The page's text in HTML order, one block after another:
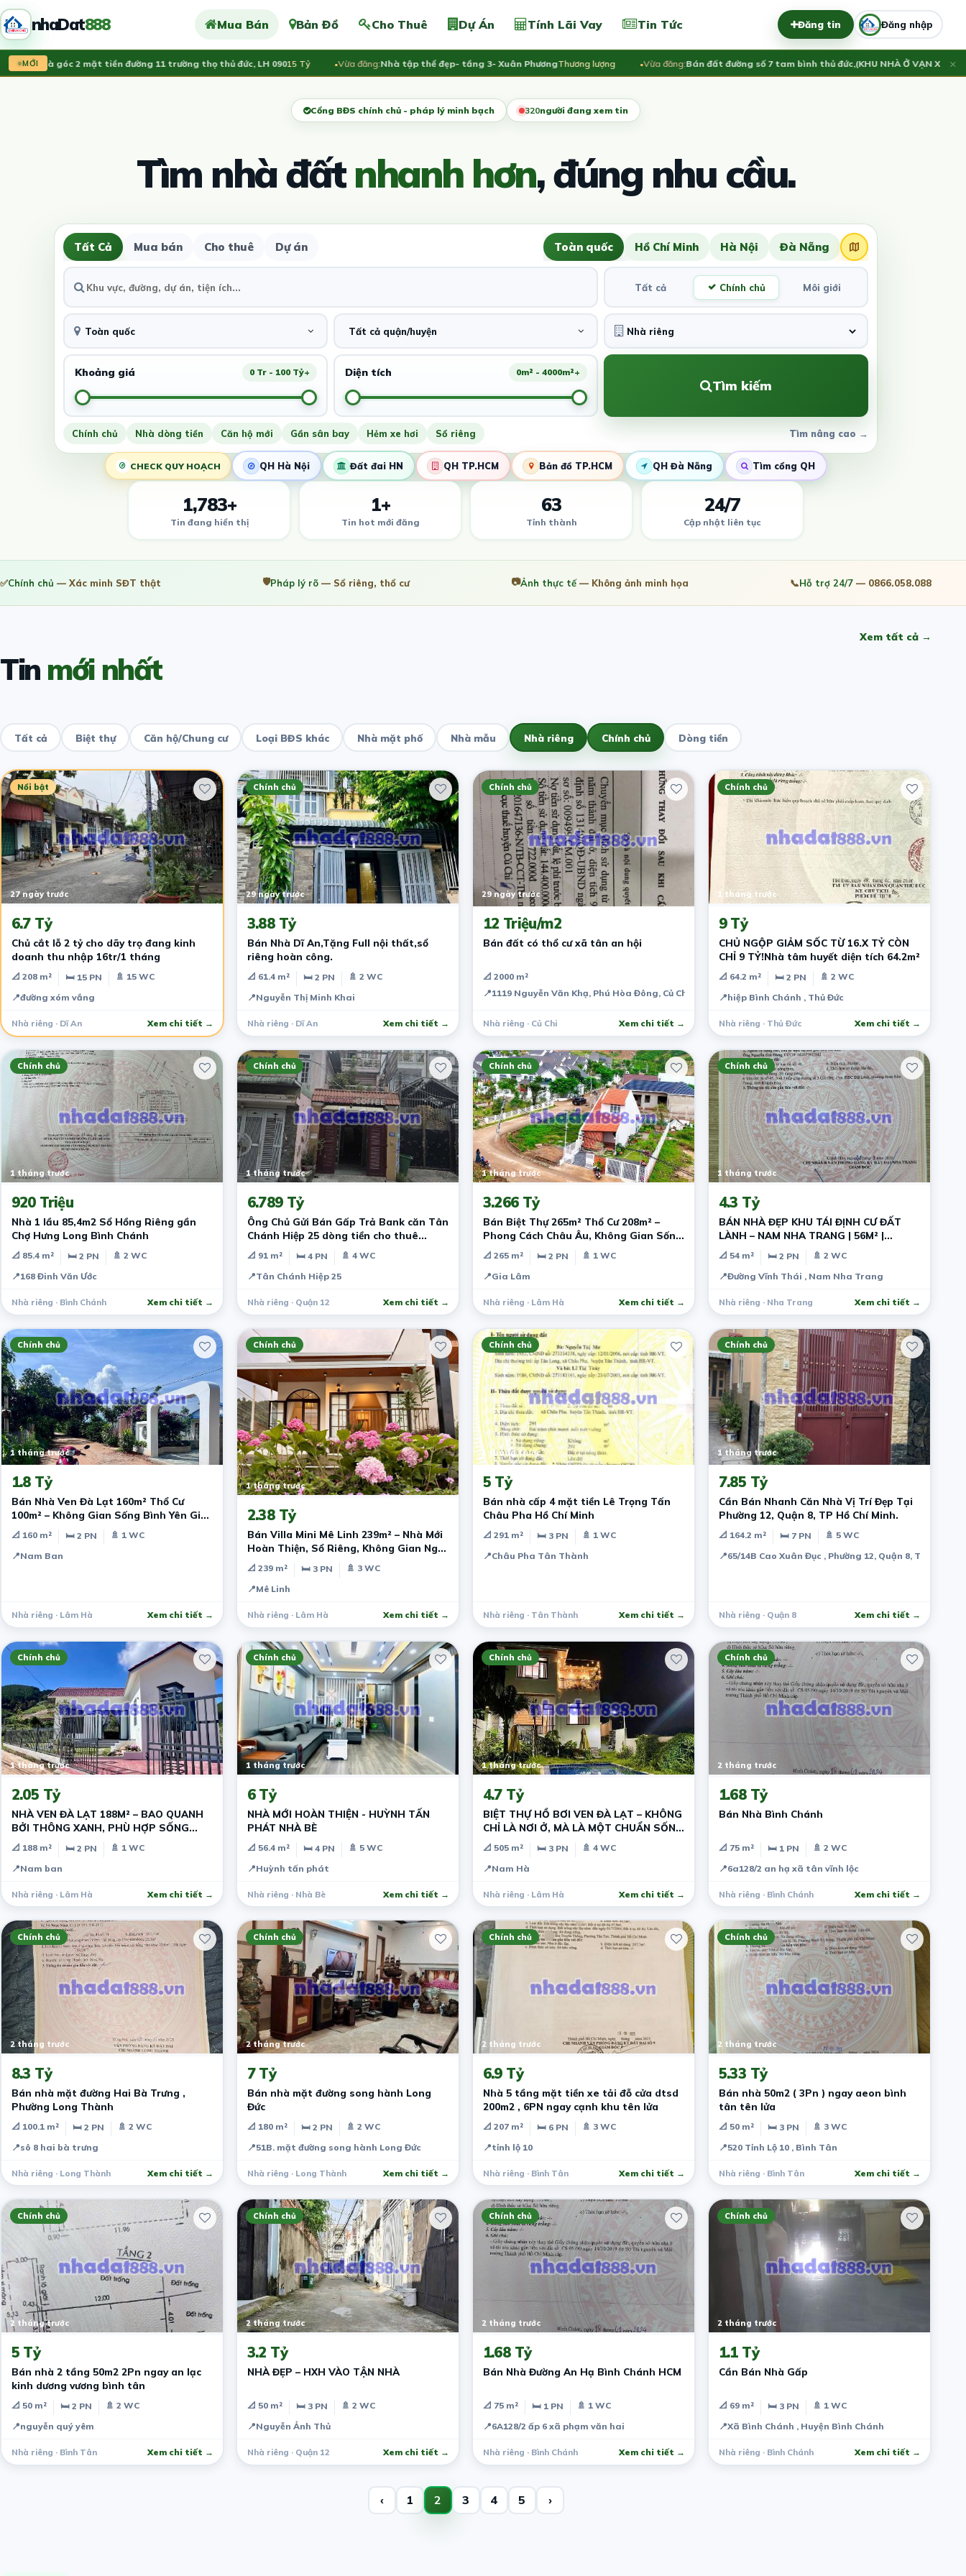
nhaDat888 Mua Bán Bản Đồ Cho Thuê Dự Án Tính Lãi Vay Tin Tức Đăng tin Đăng nhập
MỚI
nhà góc 2 mặt tiền đường 11 trường thọ thủ đức, LH 09015 Tỷ Vừa đăng:Nhà tập thể đẹp- tầng 3- Xuân PhươngThương lượng Vừa đăng:Bán đất đường số 7 tam bình thủ đức,(KHU NHÀ Ở VẠN XUÂN)LH×
Cổng BĐS chính chủ - pháp lý minh bạch 321người đang xem tin
Tìm nhà đấtnhanh hơn, đúng nhu cầu.
Tất Cả Mua bán Cho thuê Dự án Toàn quốc Hồ Chí Minh Hà Nội Đà Nẵng
Tất cả Chính chủ Môi giới
Toàn quốc Tất cả quận/huyện
Khoảng giá 0 Tr - 100 Tỷ+ Diện tích 0m² - 4000m²+
Tìm kiếm
Chính chủ Nhà dòng tiền Căn hộ mới Gần sân bay Hẻm xe hơi Sổ riêng Tìm nâng cao →
CHECK QUY HOẠCH QH Hà Nội Đất đai HN QH TP.HCM Bản đồ TP.HCM QH Đà Nẵng Tìm cổng QH
1,783+
Tin đang hiển thị
1+
Tin hot mới đăng
63
Tỉnh thành
24/7
Cập nhật liên tục
✅Chính chủ — Xác minh SĐT thật 🛡️Pháp lý rõ — Sổ riêng, thổ cư 📷Ảnh thực tế— Không ảnh minh họa 📞Hỗ trợ 24/7 — 0866.058.088
Tinmới nhất
Xem tất cả →
Tất cả Biệt thự Căn hộ/Chung cư Loại BĐS khác Nhà mặt phố Nhà mẫu Nhà riêng Chính chủ Dòng tiền
Nổi bật
27 ngày trước
6.7 Tỷ
Chủ cắt lỗ 2 tỷ cho dãy trọ đang kinh
doanh thu nhập 16tr/1 tháng
📐 208 m² 🛏 15 PN
🚿 15 WC
📍đường xóm vắng
Nhà riêng · Dĩ An Xem chi tiết →
Chính chủ
29 ngày trước
3.88 Tỷ
Bán Nhà Dĩ An,Tặng Full nội thất,sổ
riêng hoàn công.
📐 61.4 m² 🛏 2 PN
🚿 2 WC
📍Nguyễn Thị Minh Khai
Nhà riêng · Dĩ An Xem chi tiết →
Chính chủ
29 ngày trước
12 Triệu/m2
Bán đất có thổ cư xã tân an hội
📐 2000 m²
📍1119 Nguyễn Văn Khạ, Phú Hòa Đông, Củ Chi, Thành phố Hồ Chí Minh, Việt Nam
Nhà riêng · Củ Chi Xem chi tiết →
Chính chủ
1 tháng trước
9 Tỷ
CHỦ NGỘP GIẢM SỐC TỪ 16.X TỶ CÒN
CHỈ 9 TỶ!Nhà tâm huyết diện tích 64.2m²
📐 64.2 m² 🛏 2 PN
🚿 2 WC
📍hiệp Bình Chánh , Thủ Đức
Nhà riêng · Thủ Đức Xem chi tiết →
Chính chủ
1 tháng trước
920 Triệu
Nhà 1 lầu 85,4m2 Sổ Hồng Riêng gần
Chợ Hưng Long Bình Chánh
📐 85.4 m² 🛏 2 PN
🚿 2 WC
📍168 Đinh Văn Ước
Nhà riêng · Bình Chánh Xem chi tiết →
Chính chủ
1 tháng trước
6.789 Tỷ
Ông Chủ Gửi Bán Gấp Trả Bank căn Tân
Chánh Hiệp 25 dòng tiền cho thuê
20tr/tháng
📐 91 m² 🛏 4 PN
🚿 4 WC
📍Tân Chánh Hiệp 25
Nhà riêng · Quận 12 Xem chi tiết →
Chính chủ
1 tháng trước
3.266 Tỷ
Bán Biệt Thự 265m² Thổ Cư 208m² –
Phong Cách Châu Âu, Không Gian Sống
Đẳng Cấp Ven Đà Lạt
📐 265 m² 🛏 2 PN
🚿 1 WC
📍Gia Lâm
Nhà riêng · Lâm Hà Xem chi tiết →
Chính chủ
1 tháng trước
4.3 Tỷ
BÁN NHÀ ĐẸP KHU TÁI ĐỊNH CƯ ĐẤT
LÀNH – NAM NHA TRANG | 56M² |
ĐƯỜNG 13M
📐 54 m² 🛏 2 PN
🚿 2 WC
📍Đường Vĩnh Thái , Nam Nha Trang
Nhà riêng · Nha Trang Xem chi tiết →
Chính chủ
1 tháng trước
1.8 Tỷ
Bán Nhà Ven Đà Lạt 160m² Thổ Cư
100m² – Không Gian Sống Bình Yên Giữa
Thiên Nhiên Trong Lành
📐 160 m² 🛏 2 PN
🚿 1 WC
📍Nam Ban
Nhà riêng · Lâm Hà Xem chi tiết →
Chính chủ
1 tháng trước
2.38 Tỷ
Bán Villa Mini Mê Linh 239m² – Nhà Mới
Hoàn Thiện, Sổ Riêng, Không Gian Nghỉ
Dưỡng Ven Đà Lạt
📐 239 m² 🛏 3 PN
🚿 3 WC
📍Mê Linh
Nhà riêng · Lâm Hà Xem chi tiết →
Chính chủ
1 tháng trước
5 Tỷ
Bán nhà cấp 4 mặt tiền Lê Trọng Tấn
Châu Pha Hồ Chí Minh
📐 291 m² 🛏 3 PN
🚿 1 WC
📍Châu Pha Tân Thành
Nhà riêng · Tân Thành Xem chi tiết →
Chính chủ
1 tháng trước
7.85 Tỷ
Cần Bán Nhanh Căn Nhà Vị Trí Đẹp Tại
Phường 12, Quận 8, TP Hồ Chí Minh.
📐 164.2 m² 🛏 7 PN
🚿 5 WC
📍65/14B Cao Xuân Đục , Phường 12, Quận 8, TP Hồ Chí
Nhà riêng · Quận 8 Xem chi tiết →
Chính chủ
1 tháng trước
2.05 Tỷ
NHÀ VEN ĐÀ LẠT 188M² – BAO QUANH
BỞI THÔNG XANH, PHÙ HỢP SỐNG
CHẬM VÀ NGHỈ DƯỠNG
📐 188 m² 🛏 2 PN
🚿 1 WC
📍Nam ban
Nhà riêng · Lâm Hà Xem chi tiết →
Chính chủ
1 tháng trước
6 Tỷ
NHÀ MỚI HOÀN THIỆN - HUỲNH TẤN
PHÁT NHÀ BÈ
📐 56.4 m² 🛏 4 PN
🚿 5 WC
📍Huỳnh tấn phát
Nhà riêng · Nhà Bè Xem chi tiết →
Chính chủ
1 tháng trước
4.7 Tỷ
BIỆT THỰ HỒ BƠI VEN ĐÀ LẠT – KHÔNG
CHỈ LÀ NƠI Ở, MÀ LÀ MỘT CHUẨN SỐNG
KHÁC
📐 505 m² 🛏 3 PN
🚿 4 WC
📍Nam Hà
Nhà riêng · Lâm Hà Xem chi tiết →
Chính chủ
2 tháng trước
1.68 Tỷ
Bán Nhà Bình Chánh
📐 75 m² 🛏 1 PN
🚿 2 WC
📍6a128/2 an hạ xã tân vĩnh lộc
Nhà riêng · Bình Chánh Xem chi tiết →
Chính chủ
2 tháng trước
8.3 Tỷ
Bán nhà mặt đường Hai Bà Trưng ,
Phường Long Thành
📐 100.1 m² 🛏 2 PN
🚿 2 WC
📍sô 8 hai bà trưng
Nhà riêng · Long Thành Xem chi tiết →
Chính chủ
2 tháng trước
7 Tỷ
Bán nhà mặt đường song hành Long
Đức
📐 180 m² 🛏 2 PN
🚿 2 WC
📍51B. mặt đường song hành Long Đức
Nhà riêng · Long Thành Xem chi tiết →
Chính chủ
2 tháng trước
6.9 Tỷ
Nhà 5 tầng mặt tiền xe tải đỗ cửa dtsd
200m2 , 6PN ngay cạnh khu tên lửa
📐 207 m² 🛏 6 PN
🚿 3 WC
📍tỉnh lộ 10
Nhà riêng · Bình Tân Xem chi tiết →
Chính chủ
2 tháng trước
5.33 Tỷ
Bán nhà 50m2 ( 3Pn ) ngay aeon bình
tân tên lửa
📐 50 m² 🛏 3 PN
🚿 3 WC
📍520 Tỉnh Lộ 10 , Bình Tân
Nhà riêng · Bình Tân Xem chi tiết →
Chính chủ
2 tháng trước
5 Tỷ
Bán nhà 2 tầng 50m2 2Pn ngay an lạc
kinh dương vương bình tân
📐 50 m² 🛏 2 PN
🚿 2 WC
📍nguyễn quý yêm
Nhà riêng · Bình Tân Xem chi tiết →
Chính chủ
2 tháng trước
3.2 Tỷ
NHÀ ĐẸP – HXH VÀO TẬN NHÀ
📐 50 m² 🛏 3 PN
🚿 2 WC
📍Nguyễn Ảnh Thủ
Nhà riêng · Quận 12 Xem chi tiết →
Chính chủ
2 tháng trước
1.68 Tỷ
Bán Nhà Đường An Hạ Bình Chánh HCM
📐 75 m² 🛏 1 PN
🚿 1 WC
📍6A128/2 ấp 6 xã phạm văn hai
Nhà riêng · Bình Chánh Xem chi tiết →
Chính chủ
2 tháng trước
1.1 Tỷ
Cần Bán Nhà Gấp
📐 69 m² 🛏 3 PN
🚿 1 WC
📍Xã Bình Chánh , Huyện Bình Chánh
Nhà riêng · Bình Chánh Xem chi tiết →
‹ 1 2 3 4 5 ›